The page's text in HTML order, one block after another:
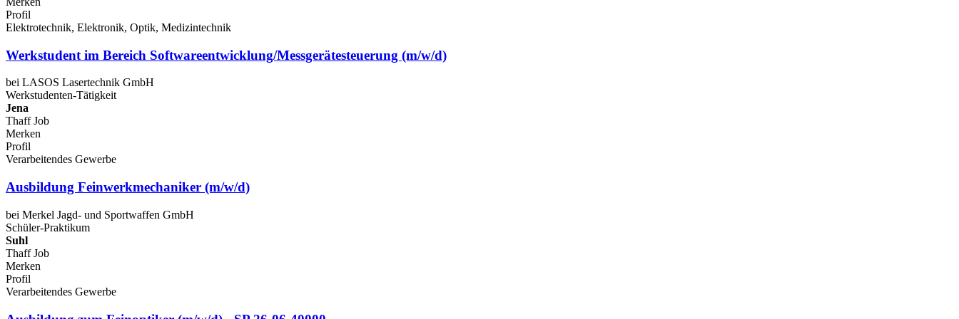
Profil
Elektrotechnik, Elektronik, Optik, Medizintechnik
Werkstudent im Bereich Softwareentwicklung/Messgerätesteuerung (m/w/d)
bei LASOS Lasertechnik GmbH
Werkstudenten-Tätigkeit
Jena
Thaff Job
Merken
Profil
Verarbeitendes Gewerbe
Ausbildung Feinwerkmechaniker (m/w/d)
bei Merkel Jagd- und Sportwaffen GmbH
Schüler-Praktikum
Suhl
Thaff Job
Merken
Profil
Verarbeitendes Gewerbe